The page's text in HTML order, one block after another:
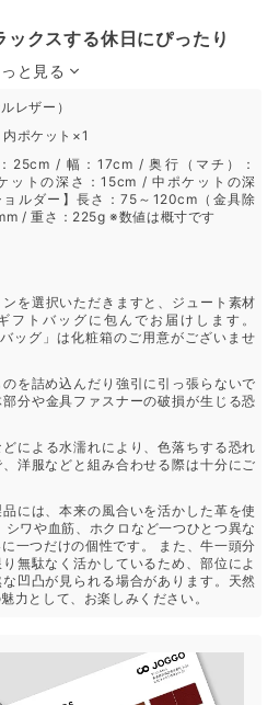
クスする休日にぴったり
と見る
レザー）
ポケット×1
25cm / 幅：17cm / 奥行（マチ）：
ットの深さ：15cm / 中ポケットの深
ルダー】長さ：75～120cm（金具除
/ 重さ：225g ※数値は概寸です
を選択いただきますと、ジュート素材
フトバッグに包んでお届けします。
ッグ」は化粧箱のご用意がございませ
を詰め込んだり強引に引っ張らないで
部分や金具ファスナーの破損が生じる恐
による水濡れにより、色落ちする恐れ
洋服などと組み合わせる際は十分にご
品には、本来の風合いを活かした革を使
シワや血筋、ホクロなど一つひとつ異な
一つだけの個性です。 また、牛一頭分
無駄なく活かしているため、部位によ
凹凸が見られる場合があります。天然
力として、お楽しみください。